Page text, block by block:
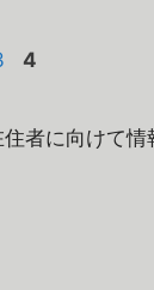
ペ
4
者に向けて情